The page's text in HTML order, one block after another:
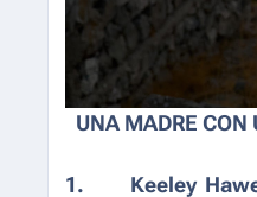
UNA MADRE CON
1.
Keeley